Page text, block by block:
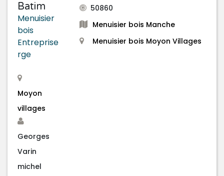
Batim
Menuisier
bois
Entreprise
rge
Moyon
villages
Georges
Varin
michel
50860
Menuisier bois Manche
Menuisier bois Moyon Villages